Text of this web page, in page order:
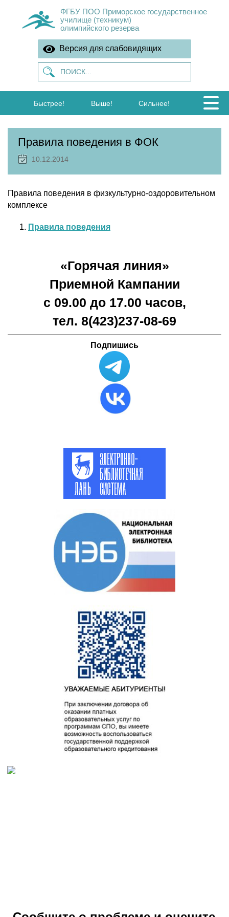
ФГБУ ПОО Приморское государственное
училище (техникум)
олимпийского резерва
Версия для слабовидящих
Быстрее! Выше! Сильнее!
«Горячая линия»
Приемной Кампании
с 09.00 до 17.00 часов,
тел. 8(423)237-08-69
Подпишись
Правила поведения в ФОК
10.12.2014
Правила поведения в физкультурно-оздоровительном
комплексе
Правила поведения